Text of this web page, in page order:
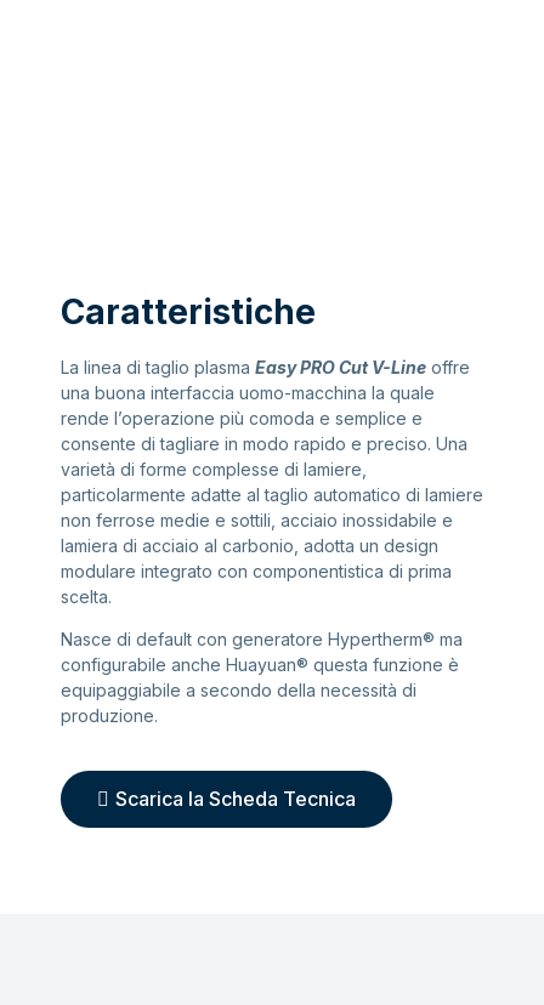
Caratteristiche
La linea di taglio plasma Easy PRO Cut V-Line offre
una buona interfaccia uomo-macchina la quale
rende l’operazione più comoda e semplice e
consente di tagliare in modo rapido e preciso. Una
varietà di forme complesse di lamiere,
particolarmente adatte al taglio automatico di lamiere
non ferrose medie e sottili, acciaio inossidabile e
lamiera di acciaio al carbonio, adotta un design
modulare integrato con componentistica di prima
scelta.
Nasce di default con generatore Hypertherm® ma
configurabile anche Huayuan® questa funzione è
equipaggiabile a secondo della necessità di
produzione.
Scarica la Scheda Tecnica